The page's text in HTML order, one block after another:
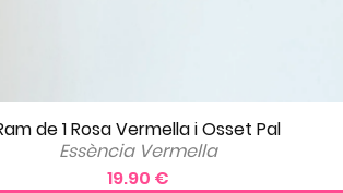
de 1 Rosa Vermella i Osset Pal
Essència Vermella
19.90 €